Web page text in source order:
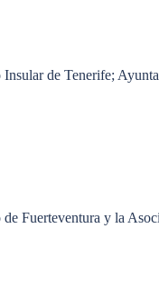
de Tenerife;
Fuerteventura y la